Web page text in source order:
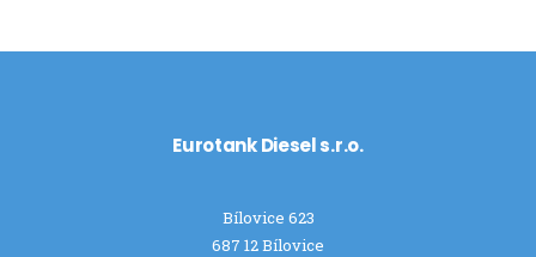
Eurotank Diesel s.r.o.
Bílovice 623
687 12 Bílovice